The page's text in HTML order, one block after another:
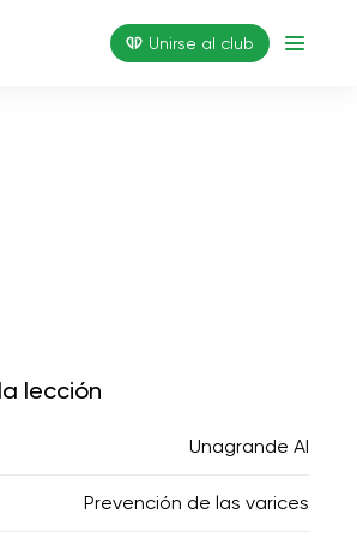
Unirse al club
lección
Unagrande AI
Prevención de las varices